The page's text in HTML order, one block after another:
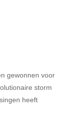
gewonnen voor
storm
heeft